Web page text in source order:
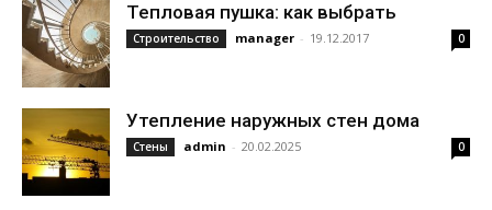
Тепловая пушка: как выбрать
Строительство manager - 19.12.2017 0
Утепление наружных стен дома
Стены admin - 20.02.2025 0